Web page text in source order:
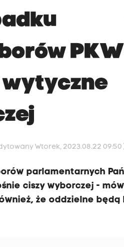
PKW
wytyczne
Wtorek, 2023.08.22 09:50
parlamentarnych
ciszy wyborczej -
że oddzielne będą